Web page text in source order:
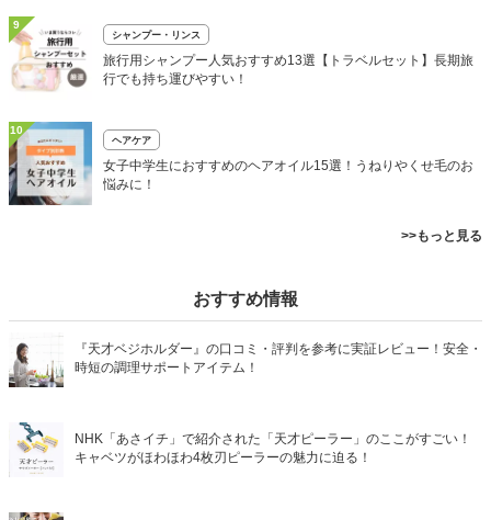
9
シャンプー・リンス
旅行用シャンプー人気おすすめ13選【トラベルセット】長期旅
行でも持ち運びやすい！
10
ヘアケア
女子中学生におすすめのヘアオイル15選！うねりやくせ毛のお
悩みに！
>>もっと見る
おすすめ情報
『天才ベジホルダー』の口コミ・評判を参考に実証レビュー！安全・
時短の調理サポートアイテム！
NHK「あさイチ」で紹介された「天才ピーラー」のここがすごい！
キャベツがほわほわ4枚刃ピーラーの魅力に迫る！